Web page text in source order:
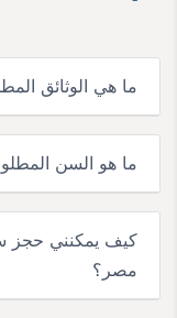
ما هي الوثائق
ما هو السن
كيف يمكنني حجز
مصر؟